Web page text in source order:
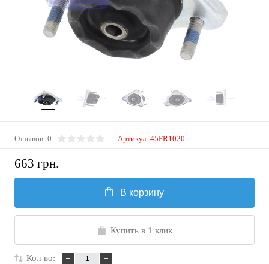
Отзывов: 0 Артикул: 45FR1020
663 грн.
В корзину
Купить в 1 клик
Кол-во: